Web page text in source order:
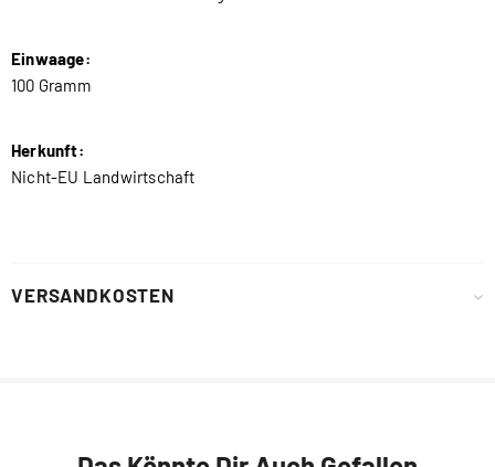
Einwaage:
100 Gramm
Herkunft:
Nicht-EU Landwirtschaft
VERSANDKOSTEN